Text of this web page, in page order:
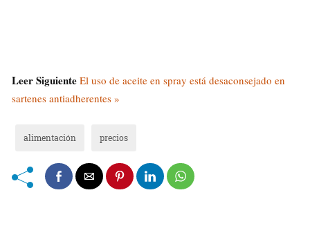
Leer Siguiente El uso de aceite en spray está desaconsejado en
sartenes antiadherentes »
alimentación precios